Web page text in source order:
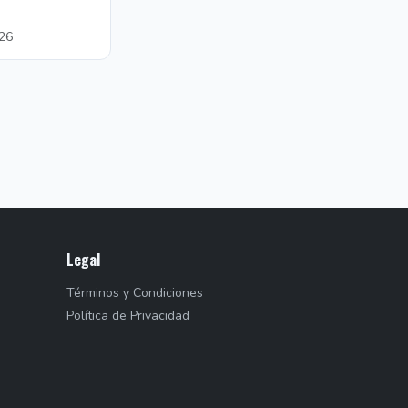
Legal
Términos y Condiciones
Política de Privacidad